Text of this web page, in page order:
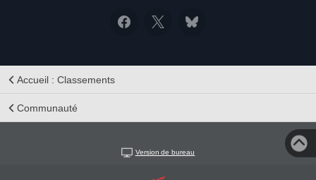
Accueil : Classements
Communauté
Version de bureau